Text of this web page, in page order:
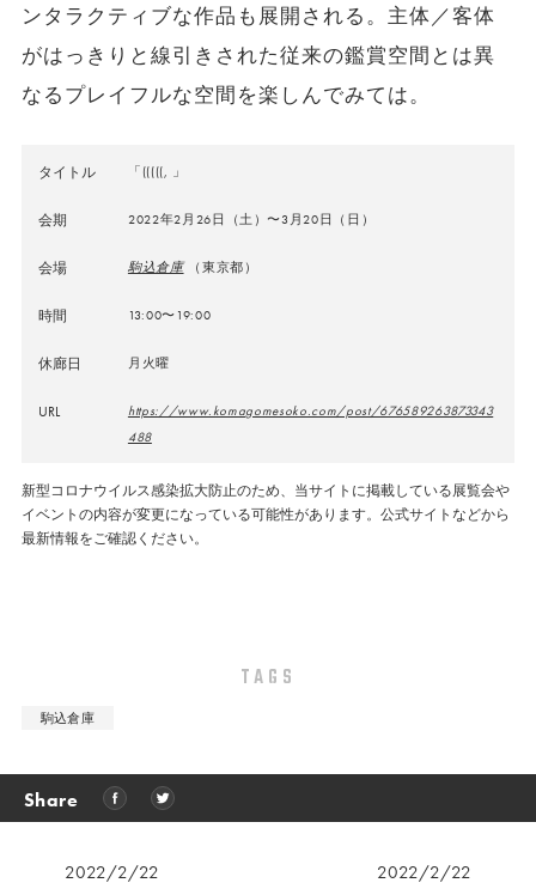
ンタラクティブな作品も展開される。主体／客体
がはっきりと線引きされた従来の鑑賞空間とは異
なるプレイフルな空間を楽しんでみては。
タイトル 「(((((, 」
会期 2022年2月26日（土）〜3月20日（日）
会場 駒込倉庫（東京都）
時間 13:00〜19:00
休廊日 月火曜
URL
https://www.komagomesoko.com/post/676589263873343
488
新型コロナウイルス感染拡大防止のため、当サイトに掲載している展覧会や
イベントの内容が変更になっている可能性があります。公式サイトなどから
最新情報をご確認ください。
TAGS
駒込倉庫
Share
2022/2/22
2022/2/22